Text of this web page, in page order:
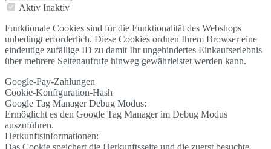
Aktiv Inaktiv
Funktionale Cookies sind für die Funktionalität des Webshops
unbedingt erforderlich. Diese Cookies ordnen Ihrem Browser eine
eindeutige zufällige ID zu damit Ihr ungehindertes Einkaufserlebnis
über mehrere Seitenaufrufe hinweg gewährleistet werden kann.
Google-Pay-Zahlungen
Cookie-Konfiguration-Hash
Google Tag Manager Debug Modus:
Ermöglicht es den Google Tag Manager im Debug Modus
auszuführen.
Herkunftsinformationen:
Das Cookie speichert die Herkunftsseite und die zuerst besuchte